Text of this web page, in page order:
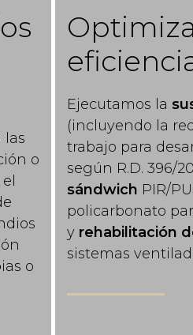
las
o
o
Ejecutamos la
(incluyendo la
trabajo para
según R.D. 396/
sándwich PIR/
policarbonato
y rehabilitación
sistemas